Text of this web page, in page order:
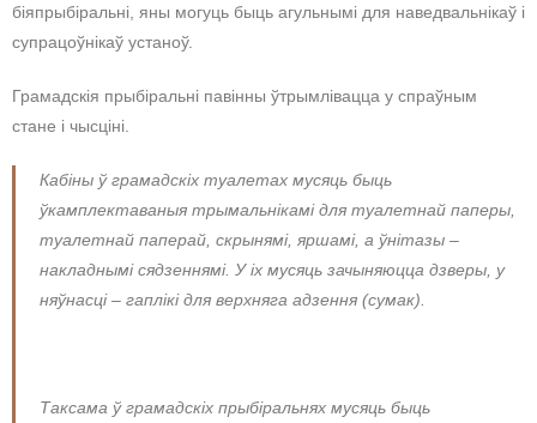
біяпрыбіральні, яны могуць быць агульнымі для наведвальнікаў і
супрацоўнікаў устаноў.
Грамадскія прыбіральні павінны ўтрымлівацца у спраўным
стане і чысціні.
Кабіны ў грамадскіх туалетах мусяць быць
ўкамплектаваныя трымальнікамі для туалетнай паперы,
туалетнай паперай, скрынямі, яршамі, а ўнітазы –
накладнымі сядзеннямі. У іх мусяць зачыняюцца дзверы, у
няўнасці – гаплікі для верхняга адзення (сумак).
Таксама ў грамадскіх прыбіральнях мусяць быць